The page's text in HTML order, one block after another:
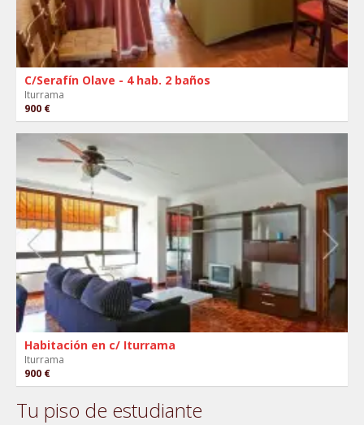
C/Serafín Olave - 4 hab. 2 baños
Iturrama
900 €
Habitación en c/ Iturrama
Iturrama
900 €
Tu piso de estudiante